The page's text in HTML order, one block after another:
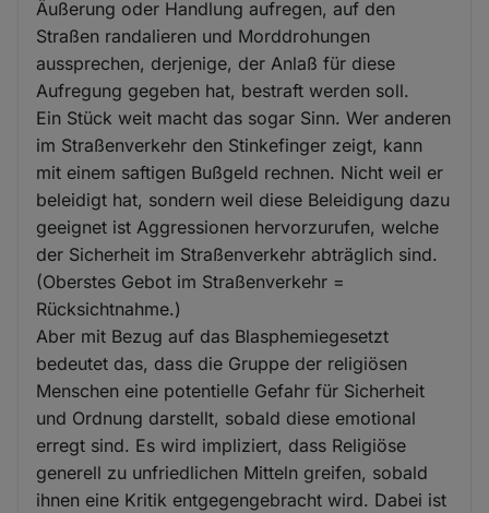
Äußerung oder Handlung aufregen, auf den
Straßen randalieren und Morddrohungen
aussprechen, derjenige, der Anlaß für diese
Aufregung gegeben hat, bestraft werden soll.
Ein Stück weit macht das sogar Sinn. Wer anderen
im Straßenverkehr den Stinkefinger zeigt, kann
mit einem saftigen Bußgeld rechnen. Nicht weil er
beleidigt hat, sondern weil diese Beleidigung dazu
geeignet ist Aggressionen hervorzurufen, welche
der Sicherheit im Straßenverkehr abträglich sind.
(Oberstes Gebot im Straßenverkehr =
Rücksichtnahme.)
Aber mit Bezug auf das Blasphemiegesetzt
bedeutet das, dass die Gruppe der religiösen
Menschen eine potentielle Gefahr für Sicherheit
und Ordnung darstellt, sobald diese emotional
erregt sind. Es wird impliziert, dass Religiöse
generell zu unfriedlichen Mitteln greifen, sobald
ihnen eine Kritik entgegengebracht wird. Dabei ist